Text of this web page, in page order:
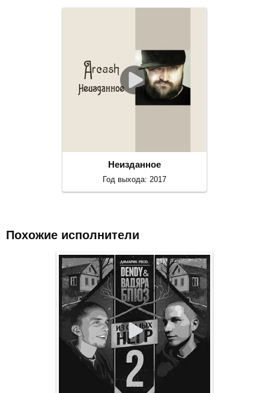
Неизданное
Год выхода: 2017
Похожие исполнители